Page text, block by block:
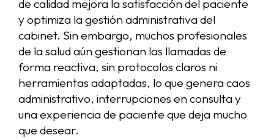
de calidad mejora la satisfacción del paciente
y optimiza la gestión administrativa del
cabinet. Sin embargo, muchos profesionales
de la salud aún gestionan las llamadas de
forma reactiva, sin protocolos claros ni
herramientas adaptadas, lo que genera caos
administrativo, interrupciones en consulta y
una experiencia de paciente que deja mucho
que desear.